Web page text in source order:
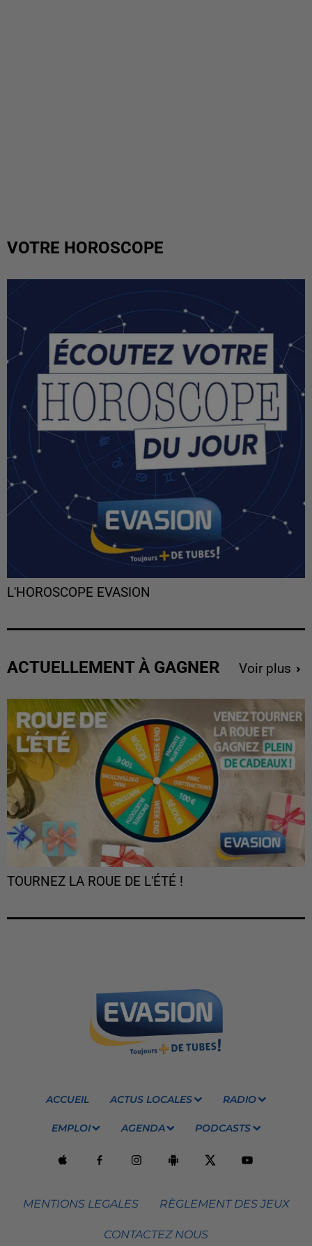
VOTRE HOROSCOPE
L'HOROSCOPE EVASION
ACTUELLEMENT À GAGNER Voir plus
TOURNEZ LA ROUE DE L'ÉTÉ !
ACCUEIL ACTUS LOCALES RADIO
EMPLOI AGENDA PODCASTS
MENTIONS LEGALES RÈGLEMENT DES JEUX
CONTACTEZ NOUS